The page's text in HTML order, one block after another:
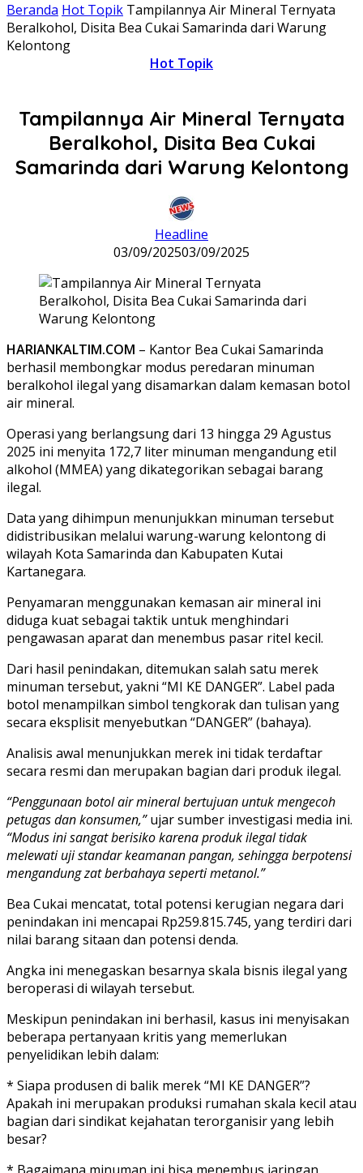
Beranda Hot Topik Tampilannya Air Mineral Ternyata
Beralkohol, Disita Bea Cukai Samarinda dari Warung
Kelontong
Hot Topik
Tampilannya Air Mineral Ternyata
Beralkohol, Disita Bea Cukai
Samarinda dari Warung Kelontong
Headline
03/09/202503/09/2025
HARIANKALTIM.COM – Kantor Bea Cukai Samarinda
berhasil membongkar modus peredaran minuman
beralkohol ilegal yang disamarkan dalam kemasan botol
air mineral.
Operasi yang berlangsung dari 13 hingga 29 Agustus
2025 ini menyita 172,7 liter minuman mengandung etil
alkohol (MMEA) yang dikategorikan sebagai barang
ilegal.
Data yang dihimpun menunjukkan minuman tersebut
didistribusikan melalui warung-warung kelontong di
wilayah Kota Samarinda dan Kabupaten Kutai
Kartanegara.
Penyamaran menggunakan kemasan air mineral ini
diduga kuat sebagai taktik untuk menghindari
pengawasan aparat dan menembus pasar ritel kecil.
Dari hasil penindakan, ditemukan salah satu merek
minuman tersebut, yakni “MI KE DANGER”. Label pada
botol menampilkan simbol tengkorak dan tulisan yang
secara eksplisit menyebutkan “DANGER” (bahaya).
Analisis awal menunjukkan merek ini tidak terdaftar
secara resmi dan merupakan bagian dari produk ilegal.
“Penggunaan botol air mineral bertujuan untuk mengecoh
petugas dan konsumen,”ujar sumber investigasi media ini.
“Modus ini sangat berisiko karena produk ilegal tidak
melewati uji standar keamanan pangan, sehingga berpotensi
mengandung zat berbahaya seperti metanol.”
Bea Cukai mencatat, total potensi kerugian negara dari
penindakan ini mencapai Rp259.815.745, yang terdiri dari
nilai barang sitaan dan potensi denda.
Angka ini menegaskan besarnya skala bisnis ilegal yang
beroperasi di wilayah tersebut.
Meskipun penindakan ini berhasil, kasus ini menyisakan
beberapa pertanyaan kritis yang memerlukan
penyelidikan lebih dalam:
* Siapa produsen di balik merek “MI KE DANGER”?
Apakah ini merupakan produksi rumahan skala kecil atau
bagian dari sindikat kejahatan terorganisir yang lebih
besar?